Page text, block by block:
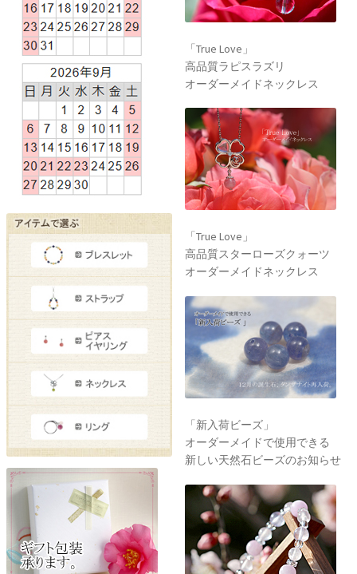
「True Love」
高品質ラピスラズリ
オーダーメイドネックレス
「True Love」
高品質スターローズクォーツ
オーダーメイドネックレス
「新入荷ビーズ」
オーダーメイドで使用できる
新しい天然石ビーズのお知らせ